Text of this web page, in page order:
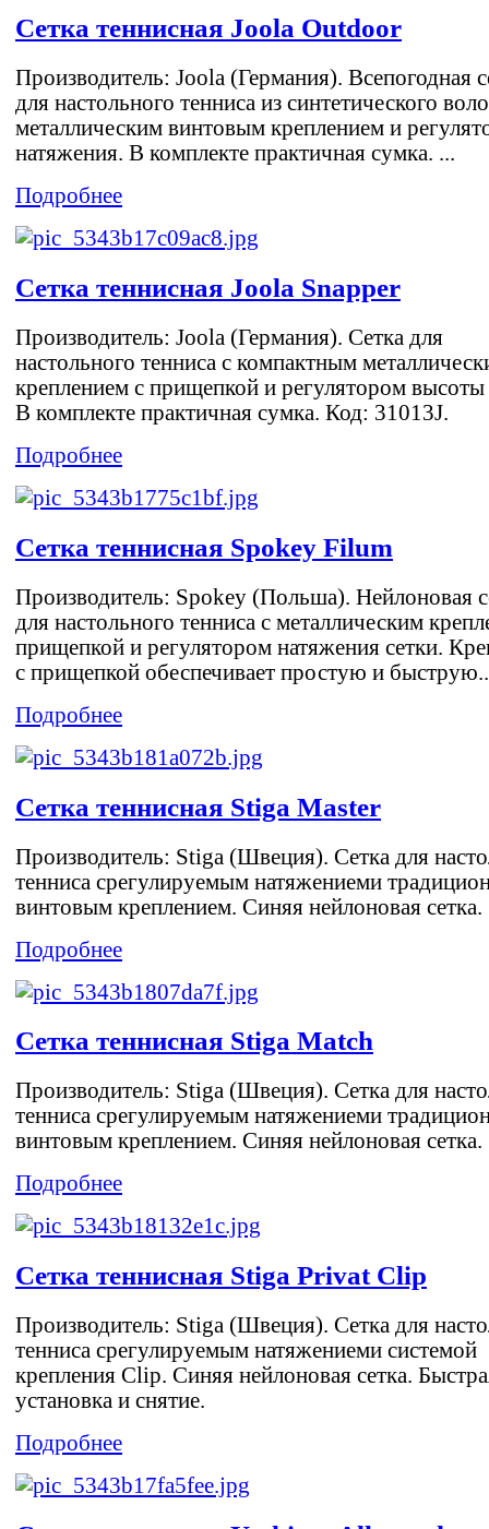
Сетка теннисная Joola Outdoor
Производитель: Joola (Германия). Всепогодная
для настольного тенниса из синтетического
металлическим винтовым креплением и
натяжения. В комплекте практичная сумка. ...
Подробнее
Сетка теннисная Joola Snapper
Производитель: Joola (Германия). Сетка для
настольного тенниса с компактным
креплением с прищепкой и регулятором высоты
В комплекте практичная сумка. Код: 31013J.
Подробнее
Сетка теннисная Spokey Filum
Производитель: Spokey (Польша). Нейлоновая
для настольного тенниса с металлическим
прищепкой и регулятором натяжения сетки.
с прищепкой обеспечивает простую и
Подробнее
Сетка теннисная Stiga Master
Производитель: Stiga (Швеция). Сетка для
тенниса cрегулируемым натяжениеми
винтовым креплением. Синяя нейлоновая сетка.
Подробнее
Сетка теннисная Stiga Match
Производитель: Stiga (Швеция). Сетка для
тенниса cрегулируемым натяжениеми
винтовым креплением. Синяя нейлоновая сетка.
Подробнее
Сетка теннисная Stiga Privat Clip
Производитель: Stiga (Швеция). Сетка для
тенниса cрегулируемым натяжениеми системой
крепления Clip. Синяя нейлоновая сетка.
установка и снятие.
Подробнее